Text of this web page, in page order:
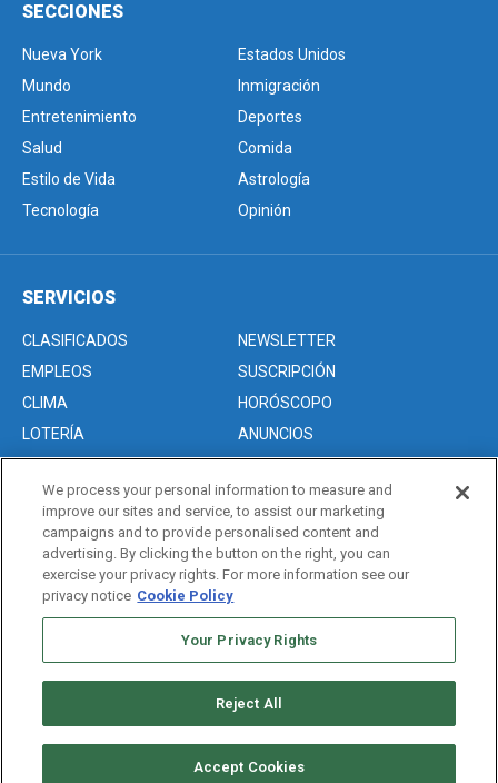
SECCIONES
Nueva York
Estados Unidos
Mundo
Inmigración
Entretenimiento
Deportes
Salud
Comida
Estilo de Vida
Astrología
Tecnología
Opinión
SERVICIOS
CLASIFICADOS
NEWSLETTER
EMPLEOS
SUSCRIPCIÓN
CLIMA
HORÓSCOPO
LOTERÍA
ANUNCIOS
Acerca de nosotros
Advertise with Us/Anuncios
Politica de Privacidad
Editorial Guidelines
We process your personal information to measure and
improve our sites and service, to assist our marketing
campaigns and to provide personalised content and
advertising. By clicking the button on the right, you can
exercise your privacy rights. For more information see our
privacy notice Cookie Policy
Your Privacy Rights
Reject All
Accept Cookies